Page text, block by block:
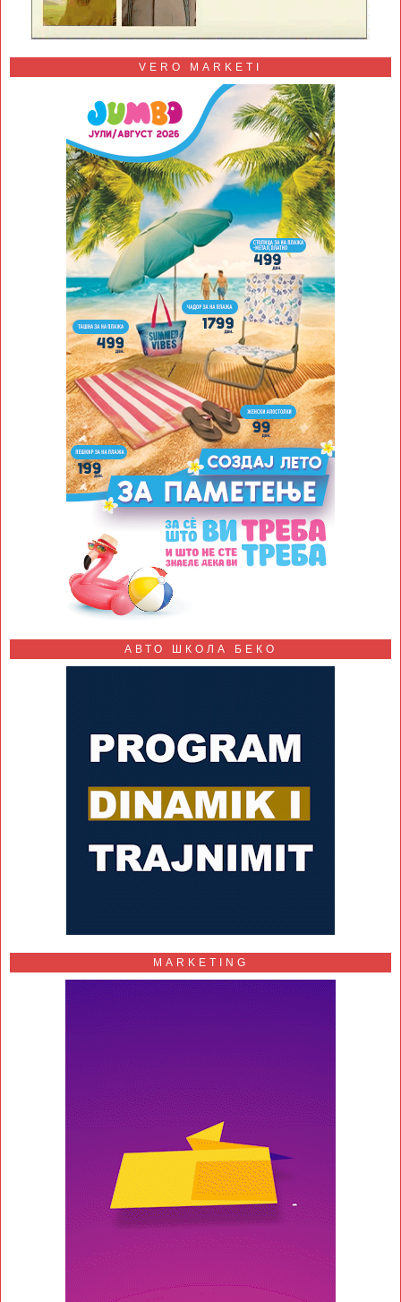
VERO MARKETI
АВТО ШКОЛА БЕКО
MARKETING